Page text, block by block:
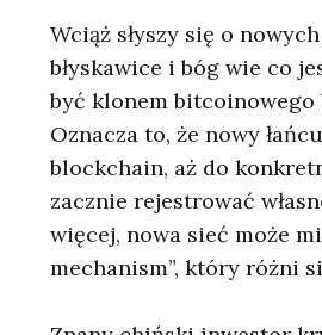
Wciąż słyszy się o
błyskawice i bóg wie co
być klonem bitcoinowego
Oznacza to, że nowy
blockchain, aż do
zacznie rejestrować
więcej, nowa sieć może
mechanism”, który różni